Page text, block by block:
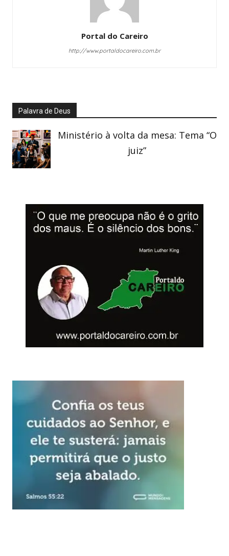
Portal do Careiro
http://www.portaldocareiro.com.br
Palavra de Deus
Ministério à volta da mesa: Tema “O
juiz”